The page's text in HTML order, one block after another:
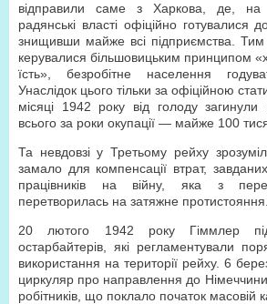
відправили саме з Харкова, де, на
радянські власті офіційно готувалися
знищивши майже всі підприємства. Тим
керувалися більшовицьким принципом
їсть», безробітне населення
Унаслідок цього тільки за офіційною
місяці 1942 року від голоду
всього за роки окупації — майже 100
Та невдовзі у Третьому рейху
замало для компенсації втрат,
працівників на війну, яка з
перетворилась на затяжне протистояння.
20 лютого 1942 року Гіммлер
остарбайтерів, які регламентували
використання на території рейху. 6
циркуляр про направлення до
робітників, що поклало початок масовій